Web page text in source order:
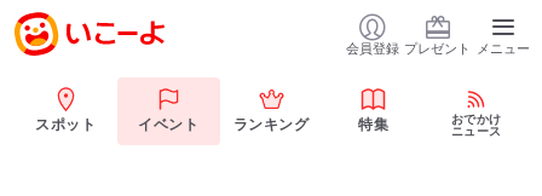
会員登録 プレゼント メニュー
スポット イベント ランキング 特集
おでかけ
ニュース